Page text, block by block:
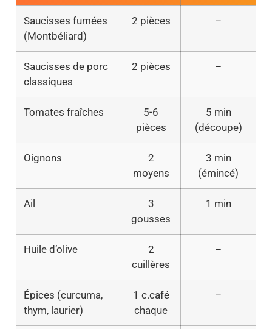
Saucisses fumées
(Montbéliard)
2 pièces –
Saucisses de porc
classiques
2 pièces –
Tomates fraîches
5-6
pièces
5 min
(découpe)
Oignons
2
moyens
3 min
(émincé)
Ail
3
gousses
1 min
Huile d’olive
2
cuillères
–
Épices (curcuma,
thym, laurier)
1 c.café
chaque
–